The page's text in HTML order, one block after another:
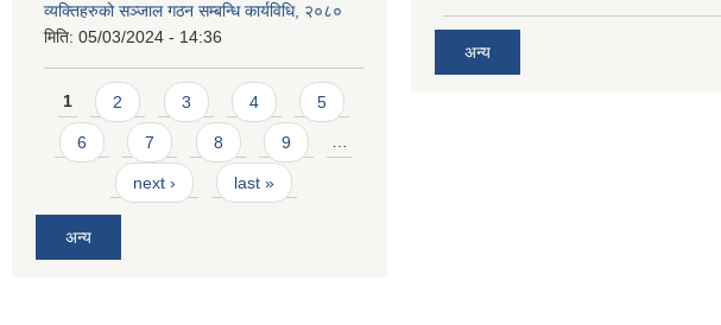
व्यक्तिहरुको सञ्जाल गठन सम्बन्धि कार्यविधि, २०८०
मिति: 05/03/2024 - 14:36
Pages
1 2 3 4 5
6 7 8 9 …
next › last »
अन्य
अन्य